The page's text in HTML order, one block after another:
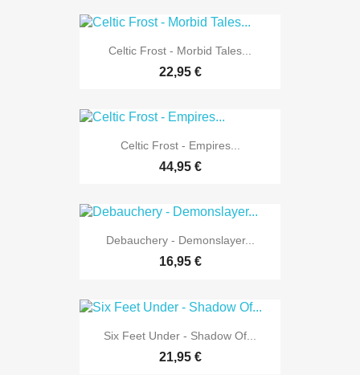
Celtic Frost - Morbid Tales...
22,95 €
Celtic Frost - Empires...
44,95 €
Debauchery - Demonslayer...
16,95 €
Six Feet Under - Shadow Of...
21,95 €